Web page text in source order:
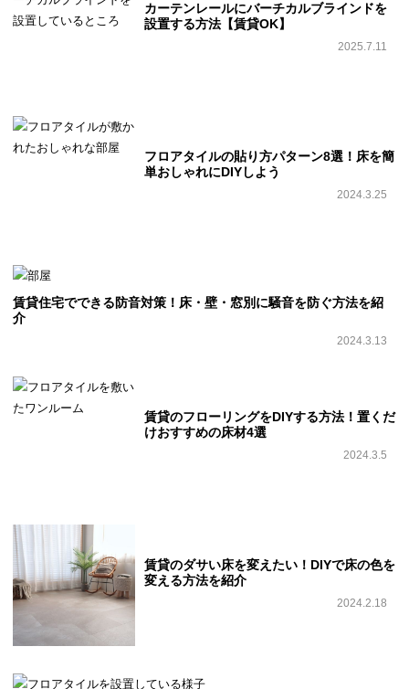
カーテンレールにバーチカルブラインドを
設置する方法【賃貸OK】
2025.7.11
フロアタイルの貼り方パターン8選！床を簡
単おしゃれにDIYしよう
2024.3.25
賃貸住宅でできる防音対策！床・壁・窓別に騒音を防ぐ方法を紹
介
2024.3.13
賃貸のフローリングをDIYする方法！置くだ
けおすすめの床材4選
2024.3.5
賃貸のダサい床を変えたい！DIYで床の色を
変える方法を紹介
2024.2.18